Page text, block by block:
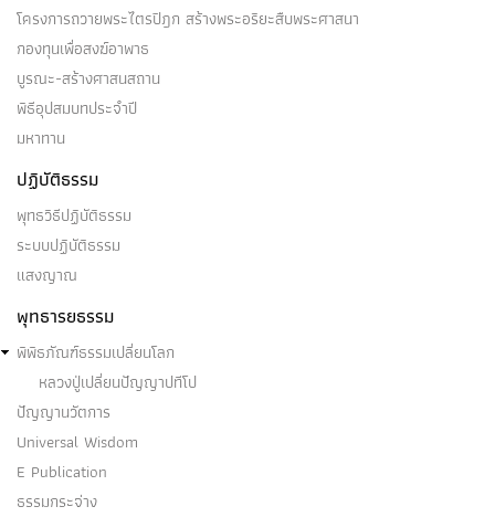
โครงการถวายพระไตรปิฎก สร้างพระอริยะสืบพระศาสนา
กองทุนเพื่อสงฆ์อาพาธ
บูรณะ-สร้างศาสนสถาน
พิธีอุปสมบทประจำปี
มหาทาน
ปฏิบัติธรรม
พุทธวิธีปฏิบัติธรรม
ระบบปฏิบัติธรรม
แสงญาณ
พุทธารยธรรม
พิพิธภัณฑ์ธรรมเปลี่ยนโลก
หลวงปู่เปลี่ยนปัญญาปทีโป
ปัญญานวัตการ
Universal Wisdom
E Publication
ธรรมกระจ่าง